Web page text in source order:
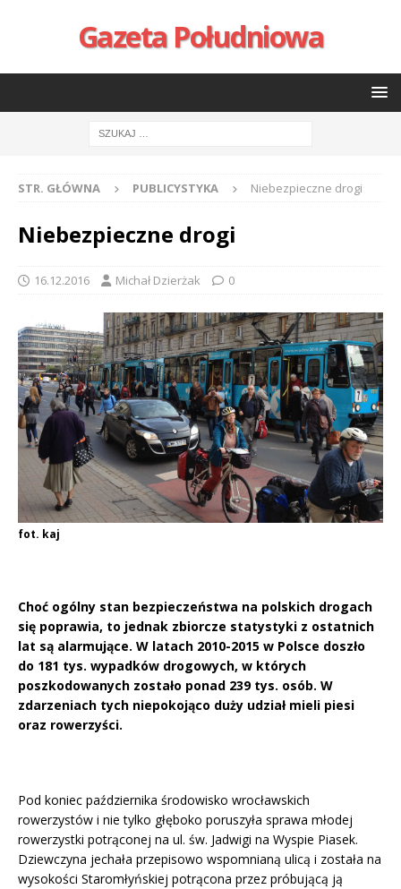
Gazeta Południowa
STR. GŁÓWNA PUBLICYSTYKA Niebezpieczne drogi
Niebezpieczne drogi
16.12.2016 Michał Dzierżak 0
fot. kaj
Choć ogólny stan bezpieczeństwa na polskich drogach
się poprawia, to jednak zbiorcze statystyki z ostatnich
lat są alarmujące. W latach 2010-2015 w Polsce doszło
do 181 tys. wypadków drogowych, w których
poszkodowanych zostało ponad 239 tys. osób. W
zdarzeniach tych niepokojąco duży udział mieli piesi
oraz rowerzyści.
Pod koniec października środowisko wrocławskich
rowerzystów i nie tylko głęboko poruszyła sprawa młodej
rowerzystki potrąconej na ul. św. Jadwigi na Wyspie Piasek.
Dziewczyna jechała przepisowo wspomnianą ulicą i została na
wysokości Staromłyńskiej potrącona przez próbującą ją